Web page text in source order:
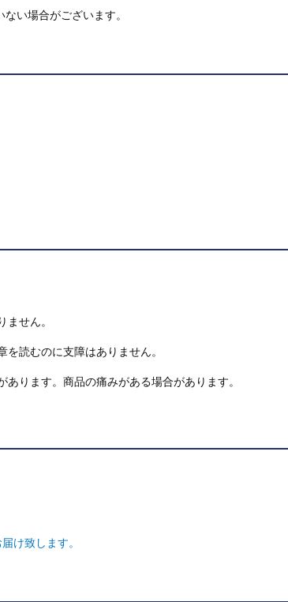
い場合がございます。
せん。
読むのに支障はありません。
ります。商品の痛みがある場合があります。
け致します。